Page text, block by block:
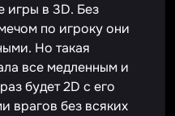
игры в 3D. Без
по игроку они
Но такая
все медленным и
будет 2D с его
врагов без всяких